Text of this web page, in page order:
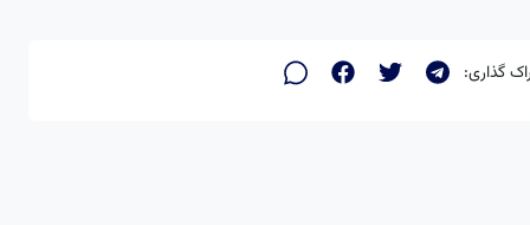
گذاری: